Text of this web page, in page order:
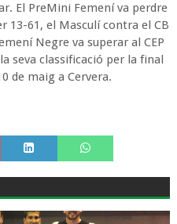
El PreMini Femení va perdre
13-61, el Masculí contra el CB
Negre va superar al CEP
seva classificació per la final
de maig a Cervera.